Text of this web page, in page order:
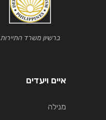
ברשיון משרד התיירות
איים ויעדים
מנילה